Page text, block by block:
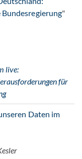
"
live:
für
Daten im